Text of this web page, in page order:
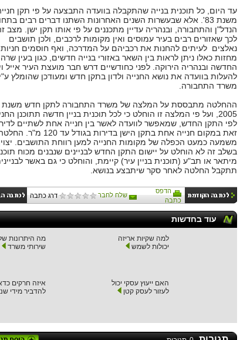
עד היום, כל תוכנית בנייה שהתקבלה בוועדה התבצעה על פי תקן
משנת 83'. אלא שבעשרות השנים האחרונות השתנו דברים רבים
הנדל"ן והתחבורה, ובנהריה עדיין מתכננים על פי אותו תקן ישן. מצב
לכך שאזורים רבים בעיר עמוסים ואין מקומות לרכבים, ולכן תושבים
נאלצים לעיתים להחנות את רכביהם על המדרכה, ואף חוסמים חניות.
מחזות כאלו ניתן לראות בין השאר באזורי בנייה חדשים, כגון בעין שרה
החדשה ובנהריה הירוקה. לפני כחודשיים דרש חבר מועצת העיר אייל
להעלות בוועדה את נושא החנייה ולדון בתקן חדש ומעודכן שהומלץ ע"י
משרד התחבורה.
ההחלטה מתבססת על המלצה של משרד התחבורה לתקן חדש משנת
2005, ועל פי המלצה זו הוחלט כי לכל תוכנית בניין חדשה תתוכנן
לפי התקן החדש, שמאפשר לוועדה לאשר בין חנייה אחת לשתיים
זאת במקום חנייה אחת בתקן הישן בדירות בגודל עד
משמעה כמעט הכפלה של מקומות החנייה למען רווחת התושבים.
בשלב זה לא הוחלט על יישום התקן החדש לבניינים שנבנים מכוח
מיתאר או תב"ע (תוכנית בניין עיר) קיימת, והוחלט כי גם באשר
תתקבל החלטה לאחר סקר שיתבצע בנושא.
הדפס
כתבה
שלח לחבר דרג כתבה
עוד בחדשות
למה שקיות אריזה
יכולות לשמש
מה היתרונות
שירותי משרד
האם ייעוץ עסקי יכול
לעזור לעסק קטן
איזה חרקים
להדביר מידי